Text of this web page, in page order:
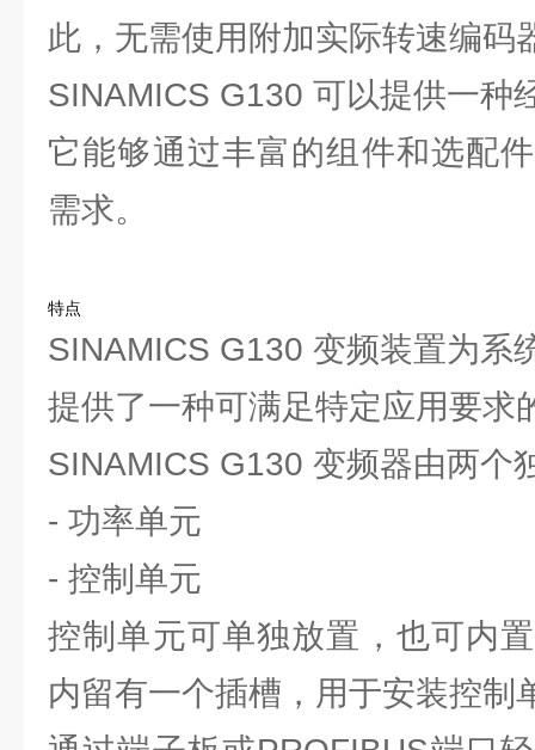
此，无需使用附加实际转速编码
SINAMICS G130 可以提供一种
它能够通过丰富的组件和选配
需求。
特点
SINAMICS G130 变频装置为系
提供了一种可满足特定应用要求
SINAMICS G130 变频器由两个
- 功率单元
- 控制单元
控制单元可单独放置，也可内
内留有一个插槽，用于安装控制